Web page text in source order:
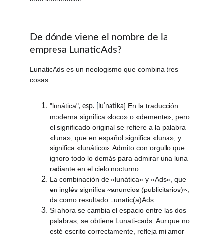
De dónde viene el nombre de la
empresa LunaticAds?
LunaticAds es un neologismo que combina tres
cosas:
"lunática", esp. luˈnatika] En la traducción
moderna significa «loco» o «demente», pero
el significado original se refiere a la palabra
«luna», que en español significa «luna», y
significa «lunático». Admito con orgullo que
ignoro todo lo demás para admirar una luna
radiante en el cielo nocturno.
La combinación de «lunática» y «Ads», que
en inglés significa «anuncios (publicitarios)»,
da como resultado Lunatic(a)Ads.
Si ahora se cambia el espacio entre las dos
palabras, se obtiene Lunati-cads. Aunque no
esté escrito correctamente, refleja mi amor